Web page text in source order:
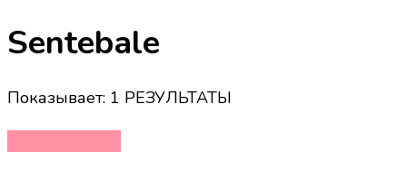
Sentebale
Показывает: 1 РЕЗУЛЬТАТЫ